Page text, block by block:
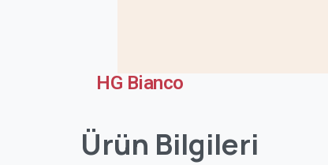
HG Bianco
Ürün Bilgileri